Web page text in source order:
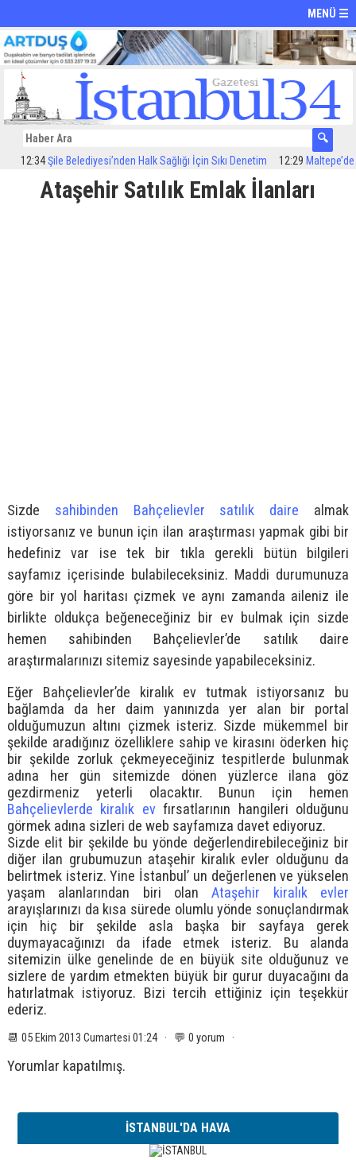
MENÜ ☰
12:34 Şile Belediyesi’nden Halk Sağlığı İçin Sıkı Denetim 12:29 Maltepe’de
Ataşehir Satılık Emlak İlanları
Sizde sahibinden Bahçelievler satılık daire almak
istiyorsanız ve bunun için ilan araştırması yapmak gibi bir
hedefiniz var ise tek bir tıkla gerekli bütün bilgileri
sayfamız içerisinde bulabileceksiniz. Maddi durumunuza
göre bir yol haritası çizmek ve aynı zamanda aileniz ile
birlikte oldukça beğeneceğiniz bir ev bulmak için sizde
hemen sahibinden Bahçelievler’de satılık daire
araştırmalarınızı sitemiz sayesinde yapabileceksiniz.
Eğer Bahçelievler’de kiralık ev tutmak istiyorsanız bu
bağlamda da her daim yanınızda yer alan bir portal
olduğumuzun altını çizmek isteriz. Sizde mükemmel bir
şekilde aradığınız özelliklere sahip ve kirasını öderken hiç
bir şekilde zorluk çekmeyeceğiniz tespitlerde bulunmak
adına her gün sitemizde dönen yüzlerce ilana göz
gezdirmeniz yeterli olacaktır. Bunun için hemen
Bahçelievlerde kiralık evfırsatlarının hangileri olduğunu
görmek adına sizleri de web sayfamıza davet ediyoruz.
Sizde elit bir şekilde bu yönde değerlendirebileceğiniz bir
diğer ilan grubumuzun ataşehir kiralık evler olduğunu da
belirtmek isteriz. Yine İstanbul’ un değerlenen ve yükselen
yaşam alanlarından biri olanAtaşehir kiralık evler
arayışlarınızı da kısa sürede olumlu yönde sonuçlandırmak
için hiç bir şekilde asla başka bir sayfaya gerek
duymayacağınızı da ifade etmek isteriz. Bu alanda
sitemizin ülke genelinde de en büyük site olduğunuz ve
sizlere de yardım etmekten büyük bir gurur duyacağını da
hatırlatmak istiyoruz. Bizi tercih ettiğiniz için teşekkür
ederiz.
📆 05 Ekim 2013 Cumartesi 01:24 · 💬 0 yorum ·
Yorumlar kapatılmış.
İSTANBUL'DA HAVA